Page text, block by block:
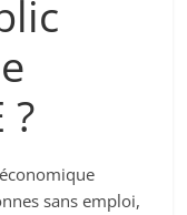
?
sans emploi,